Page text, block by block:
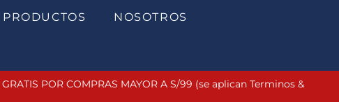
NOSOTROS
POR COMPRAS MAYOR A S/99 (se aplican Terminos &